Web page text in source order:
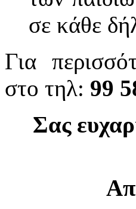
σε κάθε
Για
στο τηλ: 99
Σας